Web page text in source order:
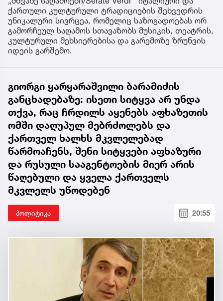
ქართული კულტურული ტრადიციების შეხვედრის
უნიკალური სივრცეა, რომელიც საზოგადოებას ორ
გამორჩეულ საღამოს სთავაზობს მუსიკის, თეატრის,
კულტურული მეხსიერებისა და გარემოზე ზრუნვის
იდეის გარშემო.
გიორგი ყარყარაშვილი ბარამიძის
განცხადებაზე: ისეთი სიტყვა არ უნდა
თქვა, რაც ჩრდილს აყენებს აფხაზეთის
ომში დაღუპულ მებრძოლებს და
ქართველ ხალხს მკვლელებად
წარმოაჩენს, შენი სიტყვები აფხაზური
და რუსული სააგენტოების მიერ არის
წაღებული და ყველა ქართველს
მკვლელს უწოდებენ
პოლიტიკა 20:55